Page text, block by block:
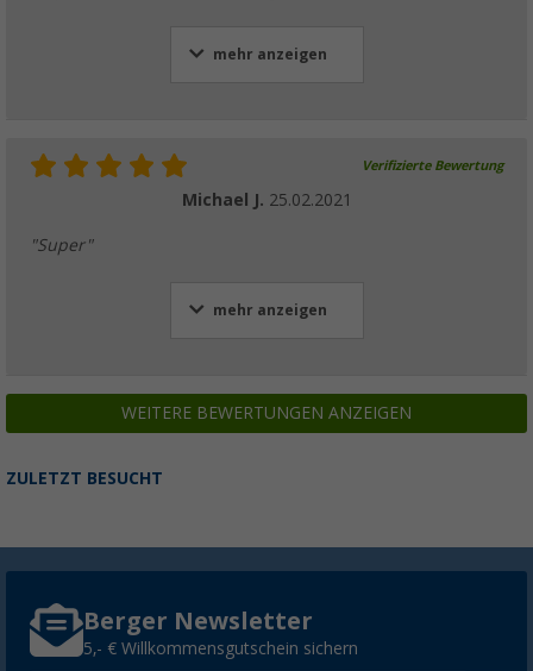
mehr anzeigen
Verifizierte Bewertung
Michael J. 25.02.2021
"Super"
mehr anzeigen
WEITERE BEWERTUNGEN ANZEIGEN
ZULETZT BESUCHT
Berger Newsletter
5,- € Willkommensgutschein sichern